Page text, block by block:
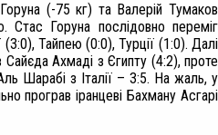
(-75 кг) та Валерій Тумаков
Горуна послідовно переміг
(3:0), Тайпею (0:0), Турції (1:0). Далі
Сайєда Ахмаді з Єгипту (4:2), проте
Шарабі з Італії – 3:5. На жаль, у
програв іранцеві Бахману Асгарі